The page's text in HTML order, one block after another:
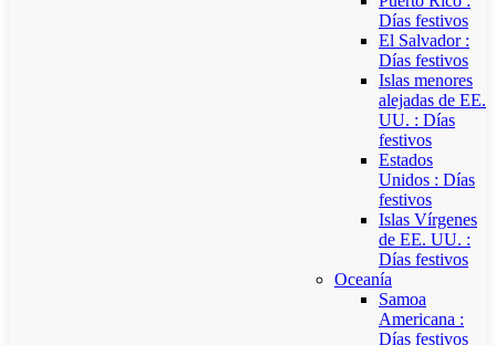
Días festivos
El Salvador :
Días festivos
Islas menores
alejadas de EE.
UU. : Días
festivos
Estados
Unidos : Días
festivos
Islas Vírgenes
de EE. UU. :
Días festivos
Oceanía
Samoa
Americana :
Días festivos